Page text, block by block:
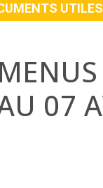
UTILES
07